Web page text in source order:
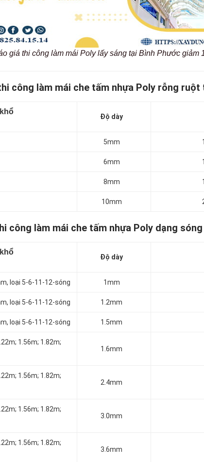
giá thi công làm mái Poly lấy sáng tại Bình Phước giảm
công làm mái che tấm nhựa Poly rỗng ruột
Độ dày
5mm
6mm
8mm
10mm
công làm mái che tấm nhựa Poly dạng
Độ dày
loại 5-6-11-12-sóng 1mm
loại 5-6-11-12-sóng 1.2mm
loại 5-6-11-12-sóng 1.5mm
1.56m; 1.82m;
1.6mm
1.56m; 1.82m;
2.4mm
1.56m; 1.82m;
3.0mm
1.56m; 1.82m;
3.6mm